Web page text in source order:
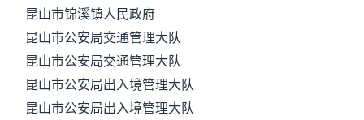
昆山市锦溪镇人民政府
昆山市公安局交通管理大队
昆山市公安局交通管理大队
昆山市公安局出入境管理大队
昆山市公安局出入境管理大队